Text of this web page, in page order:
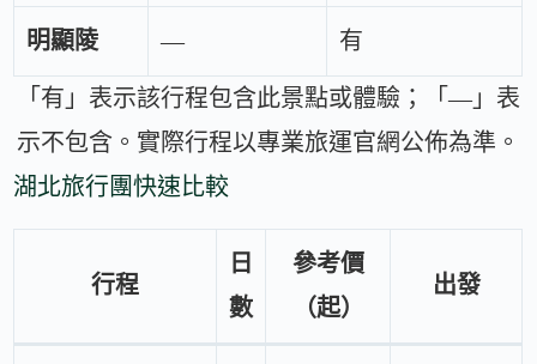
明顯陵 — 有
「有」表示該行程包含此景點或體驗；「—」表
示不包含。實際行程以專業旅運官網公佈為準。
湖北旅行團快速比較
行程
日
數
參考價
（起）
出發